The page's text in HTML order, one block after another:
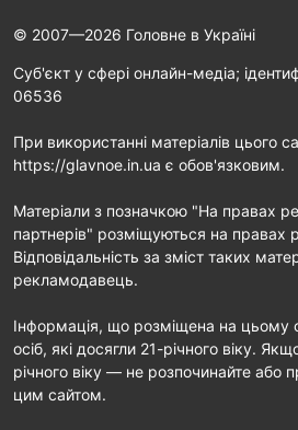
© 2007—2026 Головне в Україні
Cуб'єкт у сфері онлайн-медіа;
06536
При використанні матеріалів цього
https://glavnoe.in.ua є обов'язковим.
Матеріали з позначкою "На правах
партнерів" розміщуються на правах
Відповідальність за зміст таких
рекламодавець.
Інформація, що розміщена на цьому
осіб, які досягли 21-річного віку.
річного віку — не розпочинайте або
цим сайтом.